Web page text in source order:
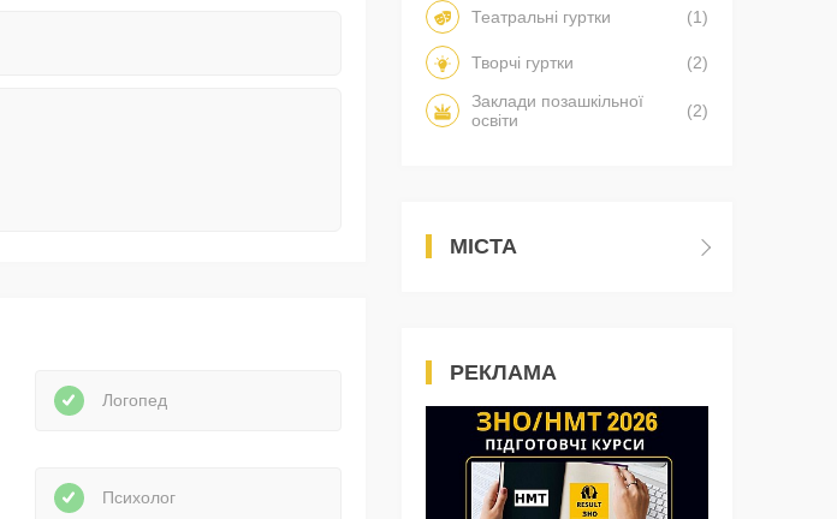
Логопед
Психолог
Театральні гуртки (1)
Творчі гуртки
(2)
Заклади позашкільної
освіти
(2)
МІСТА
РЕКЛАМА